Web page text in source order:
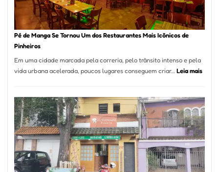
Pé de Manga Se Tornou Um dos Restaurantes Mais Icônicos de
Pinheiros
Em uma cidade marcada pela correria, pelo trânsito intenso e pela
vida urbana acelerada, poucos lugares conseguem criar… Leia mais:
Se
Um
dos
Mais